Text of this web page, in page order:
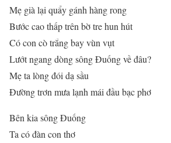
Mẹ già lại quẩy gánh hàng rong
Bước cao thấp trên bờ tre hun hút
Có con cò trắng bay vùn vụt
Lướt ngang dòng sông Đuống về đâu?
Mẹ ta lòng đói dạ sầu
Đường trơn mưa lạnh mái đầu bạc phơ
Bên kia sông Đuống
Ta có đàn con thơ